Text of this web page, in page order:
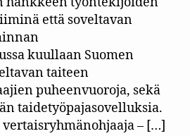
että soveltavan
kuullaan Suomen
taiteen
puheenvuoroja, sekä
taidetyöpajasovelluksia.
– […]